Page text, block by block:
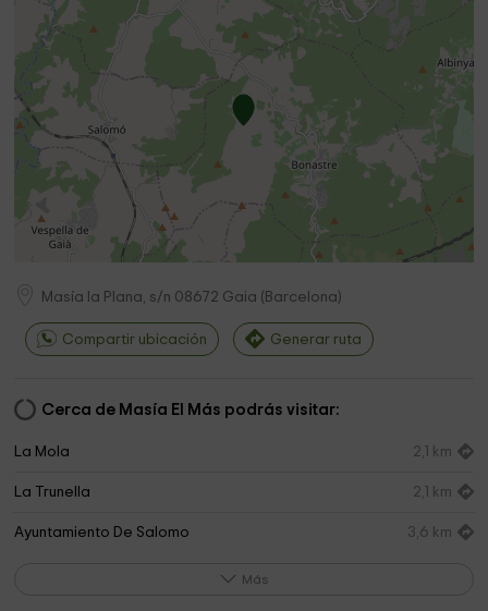
Masía la Plana, s/n 08672 Gaia ( Barcelona)
Compartir ubicación Generar ruta
Cerca de Masía El Más podrás visitar:
La Mola 2,1 km
La Trunella 2,1 km
Ayuntamiento De Salomo 3,6 km
Más